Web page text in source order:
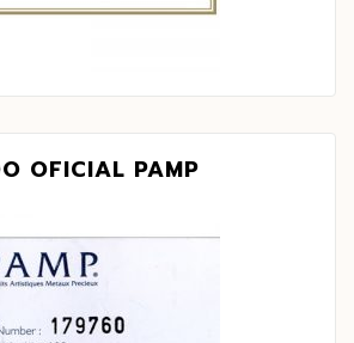
OFICIAL PAMP